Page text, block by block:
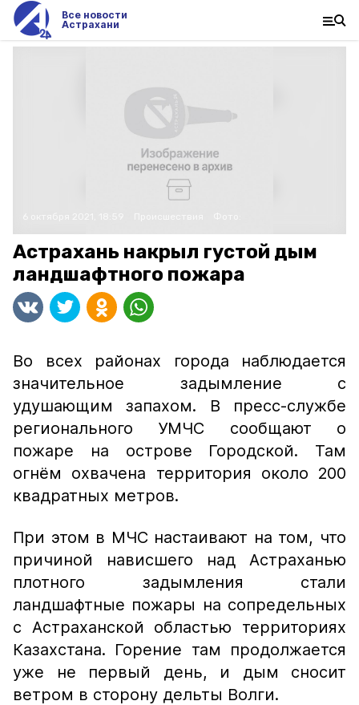
Все новости
Астрахани
Астрахань накрыл густой дым
ландшафтного пожара
Во всех районах города наблюдается
значительное задымление с
удушающим запахом. В пресс-службе
регионального УМЧС сообщают о
пожаре на острове Городской. Там
огнём охвачена территория около 200
квадратных метров.
При этом в МЧС настаивают на том, что
причиной нависшего над Астраханью
плотного задымления стали
ландшафтные пожары на сопредельных
с Астраханской областью территориях
Казахстана. Горение там продолжается
уже не первый день, и дым сносит
ветром в сторону дельты Волги.